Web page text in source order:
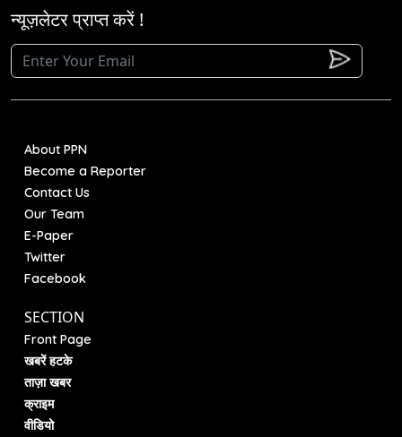
न्यूज़लेटर प्राप्त करें !
About PPN
Become a Reporter
Contact Us
Our Team
E-Paper
Twitter
Facebook
SECTION
Front Page
खबरें हटके
ताज़ा खबर
क्राइम
वीडियो